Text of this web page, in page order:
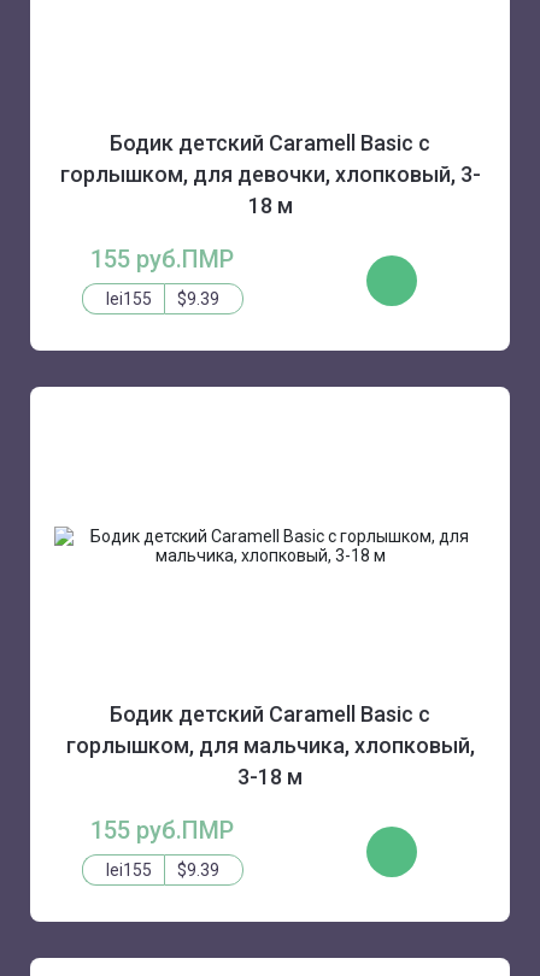
Бодик детский Caramell Basic с
горлышком, для девочки, хлопковый, 3-
18 м
155 руб.ПМР
lei155 $9.39
КУПИТЬ
Бодик детский Caramell Basic с
горлышком, для мальчика, хлопковый,
3-18 м
155 руб.ПМР
lei155 $9.39
КУПИТЬ